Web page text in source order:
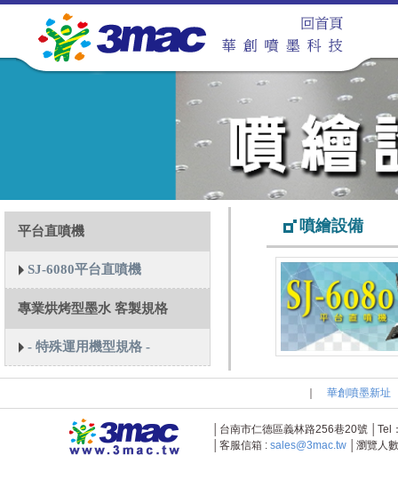
平台直噴機
SJ-6080平台直噴機
專業烘烤型墨水 客製規格
- 特殊運用機型規格 -
噴繪設備
華創噴墨新址
│台南市仁德區義林路256巷20號
│客服信箱 : sales@3mac.tw │瀏覽人